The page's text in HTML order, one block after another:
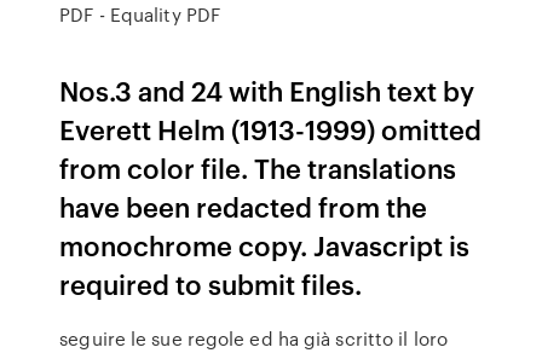
PDF - Equality PDF
Nos.3 and 24 with English text by
Everett Helm (1913-1999) omitted
from color file. The translations
have been redacted from the
monochrome copy. Javascript is
required to submit files.
seguire le sue regole ed ha già scritto il loro